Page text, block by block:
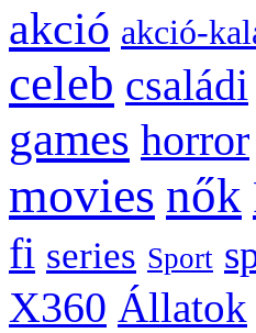
akció akció-
celeb családi
games horror
movies nők
fi series Sport
X360 Állatok